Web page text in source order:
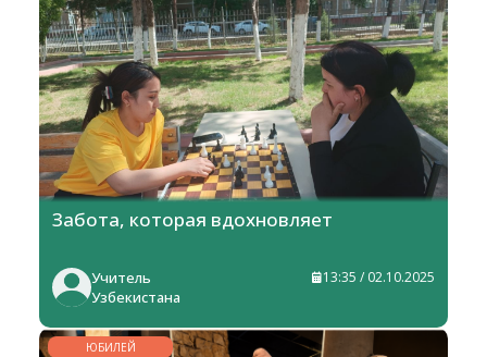
Забота, которая вдохновляет
Учитель
Узбекистана
13:35 / 02.10.2025
ЮБИЛЕЙ